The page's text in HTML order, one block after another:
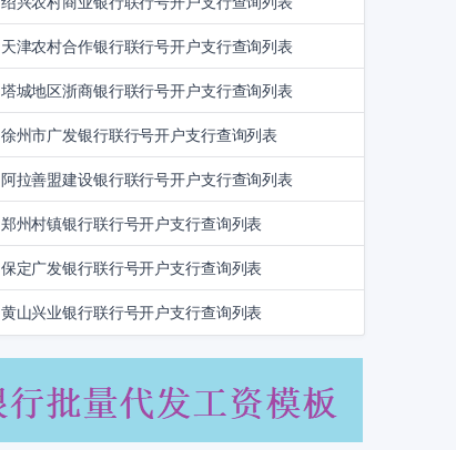
天津农村合作银行联行号开户支行查询列表
塔城地区浙商银行联行号开户支行查询列表
徐州市广发银行联行号开户支行查询列表
阿拉善盟建设银行联行号开户支行查询列表
郑州村镇银行联行号开户支行查询列表
保定广发银行联行号开户支行查询列表
黄山兴业银行联行号开户支行查询列表